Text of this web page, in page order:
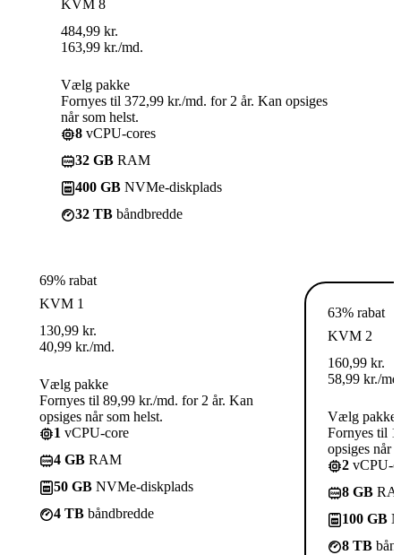
KVM 8
484,99 kr.
163,99 kr./md.
Vælg pakke
Fornyes til 372,99 kr./md. for 2 år. Kan opsiges
når som helst.
8 vCPU-cores
32 GB RAM
400 GB NVMe-diskplads
32 TB båndbredde
69% rabat
KVM 1
130,99 kr.
40,99 kr./md.
Vælg pakke
Fornyes til 89,99 kr./md. for 2 år. Kan
opsiges når som helst.
1 vCPU-core
4 GB RAM
50 GB NVMe-diskplads
4 TB båndbredde
63% rabat
KVM 2
160,99 kr.
58,99 kr./
Vælg pakke
Fornyes til
opsiges når
2 vCPU-
8 GB
100 GB
8 TB